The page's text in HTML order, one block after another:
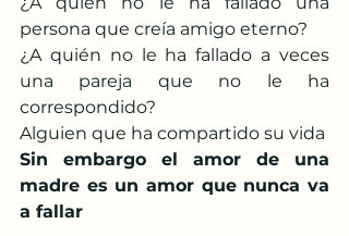
persona que creía amigo eterno?
¿A quién no le ha fallado a veces
una pareja que no le ha
correspondido?
Alguien que ha compartido su vida
Sin embargo el amor de una
madre es un amor que nunca va
a fallar